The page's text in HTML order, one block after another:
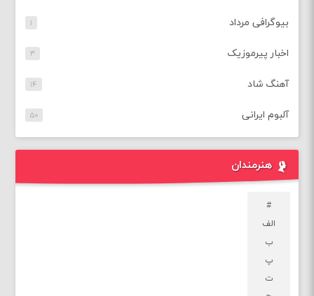
بیوگرافی مرداد ۱
اخبار پیرموزیک ۳
آهنگ شاد ۱۴
آلبوم ایرانی ۵۰
هنرمندان
#
الف
ب
پ
ت